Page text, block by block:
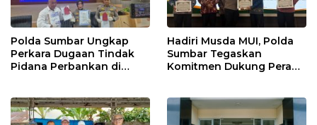
Polda Sumbar Ungkap
Perkara Dugaan Tindak
Pidana Perbankan di
3 Orang Ditetapkan
Tersangka
Hadiri Musda MUI, Polda
Sumbar Tegaskan
Komitmen Dukung Peran